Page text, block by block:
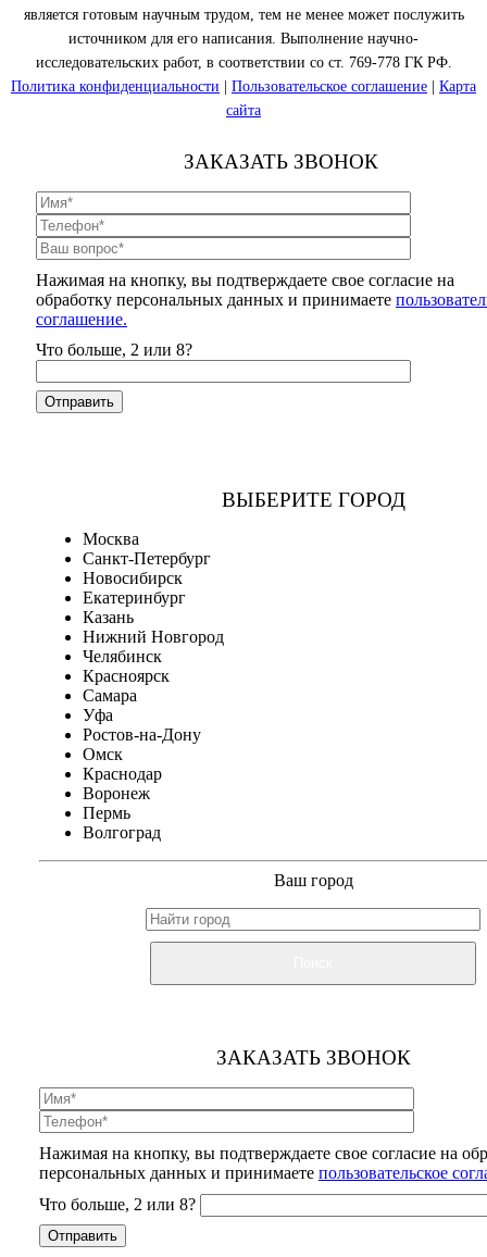
является готовым научным трудом, тем не менее может послужить
источником для его написания. Выполнение научно-
исследовательских работ, в соответствии со ст. 769-778 ГК РФ.
Политика конфиденциальности
Пользовательское соглашение
Карта
сайта
ЗАКАЗАТЬ ЗВОНОК
Нажимая на кнопку, вы подтверждаете свое согласие на
обработку персональных данных и принимаете
соглашение.
Что больше, 2 или 8?
ВЫБЕРИТЕ ГОРОД
Москва
Санкт-Петербург
Новосибирск
Екатеринбург
Казань
Нижний Новгород
Челябинск
Красноярск
Самара
Уфа
Ростов-на-Дону
Омск
Краснодар
Воронеж
Пермь
Волгоград
Ваш город
ЗАКАЗАТЬ ЗВОНОК
Нажимая на кнопку, вы подтверждаете свое согласие на
персональных данных и принимаете пользовательское
Что больше, 2 или 8?